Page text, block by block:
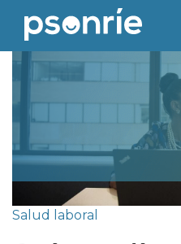
Salud laboral